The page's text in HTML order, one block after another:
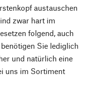
austauschen
zwar hart im
folgend, auch
Sie lediglich
und natürlich eine
uns im Sortiment